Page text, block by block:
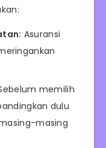
Asuransi
memilih
dulu
masing